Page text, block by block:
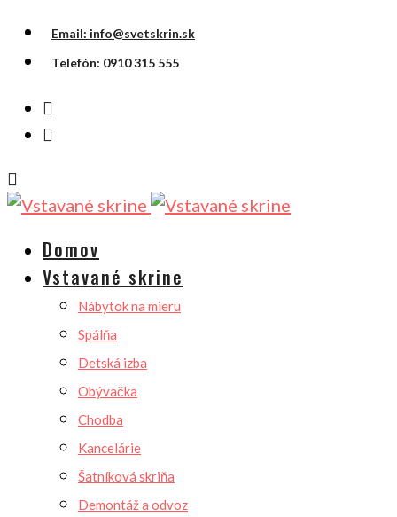
Email: info@svetskrin.sk
Telefón: 0910 315 555
Domov
Vstavané skrine
Nábytok na mieru
Spálňa
Detská izba
Obývačka
Chodba
Kancelárie
Šatníková skriňa
Demontáž a odvoz